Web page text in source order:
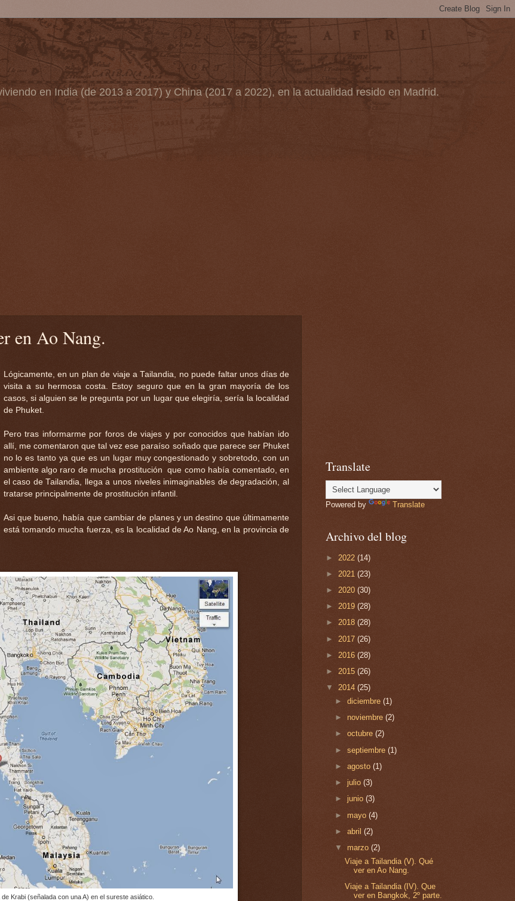
en India (de 2013 a 2017) y China (2017 a 2022), en la actualidad resido en Madrid.
en Ao Nang.
Lógicamente, en un plan de viaje a Tailandia, no puede faltar unos días de
visita a su hermosa costa. Estoy seguro que en la gran mayoría de los
casos, si alguien se le pregunta por un lugar que elegiría, sería la localidad
de Phuket.
Pero tras informarme por foros de viajes y por conocidos que habían ido
allí, me comentaron que tal vez ese paraíso soñado que parece ser Phuket
no lo es tanto ya que es un lugar muy congestionado y sobretodo, con un
ambiente algo raro de mucha prostitución que como había comentado, en
el caso de Tailandia, llega a unos niveles inimaginables de degradación, al
tratarse principalmente de prostitución infantil.
Asi que bueno, había que cambiar de planes y un destino que últimamente
está tomando mucha fuerza, es la localidad de Ao Nang, en la provincia de
Krabi (señalada con una A) en el sureste asiático.
Translate
Powered by Translate
Archivo del blog
► 2022 (14)
► 2021 (23)
► 2020 (30)
► 2019 (28)
► 2018 (28)
► 2017 (26)
► 2016 (28)
► 2015 (26)
▼ 2014 (25)
►diciembre(1)
► noviembre(2)
►octubre(2)
►septiembre(1)
►agosto(1)
► julio(3)
►junio(3)
► mayo(4)
►abril(2)
▼ marzo(2)
Viaje a Tailandia (V). Qué
ver en Ao Nang.
Viaje a Tailandia (IV). Que
ver en Bangkok, 2º parte.